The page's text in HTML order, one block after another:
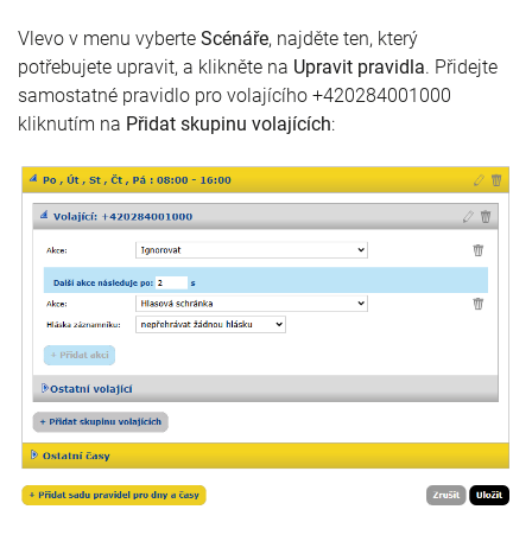
Vlevo v menu vyberte Scénáře, najděte ten, který
potřebujete upravit, a klikněte na Upravit pravidla. Přidejte
samostatné pravidlo pro volajícího +420284001000
kliknutím na Přidat skupinu volajících: